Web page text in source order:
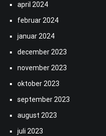
april 2024
februar 2024
januar 2024
december 2023
november 2023
oktober 2023
september 2023
august 2023
juli 2023